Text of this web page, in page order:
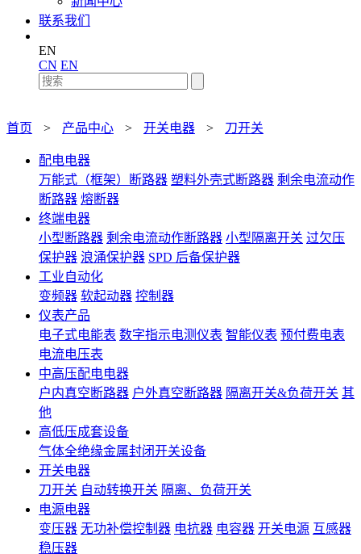
联系我们
EN
CN EN
首页 > 产品中心 > 开关电器 > 刀开关
配电电器
万能式（框架）断路器 塑料外壳式断路器 剩余电流动作
断路器 熔断器
终端电器
小型断路器 剩余电流动作断路器 小型隔离开关 过欠压
保护器 浪涌保护器 SPD 后备保护器
工业自动化
变频器 软起动器 控制器
仪表产品
电子式电能表 数字指示电测仪表 智能仪表 预付费电表
电流电压表
中高压配电电器
户内真空断路器 户外真空断路器 隔离开关&负荷开关 其
他
高低压成套设备
气体全绝缘金属封闭开关设备
开关电器
刀开关 自动转换开关 隔离、负荷开关
电源电器
变压器 无功补偿控制器 电抗器 电容器 开关电源 互感器
稳压器